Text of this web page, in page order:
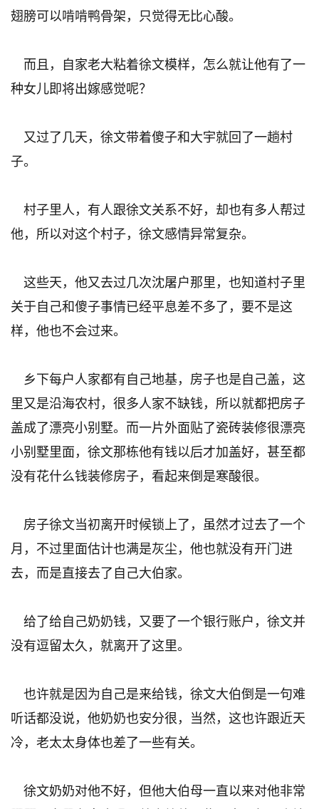
翅膀可以啃啃鸭骨架，只觉得无比心酸。
而且，自家老大粘着徐文模样，怎么就让他有了一
种女儿即将出嫁感觉呢？
又过了几天，徐文带着傻子和大宇就回了一趟村
子。
村子里人，有人跟徐文关系不好，却也有多人帮过
他，所以对这个村子，徐文感情异常复杂。
这些天，他又去过几次沈屠户那里，也知道村子里
关于自己和傻子事情已经平息差不多了，要不是这
样，他也不会过来。
乡下每户人家都有自己地基，房子也是自己盖，这
里又是沿海农村，很多人家不缺钱，所以就都把房子
盖成了漂亮小别墅。而一片外面贴了瓷砖装修很漂亮
小别墅里面，徐文那栋他有钱以后才加盖好，甚至都
没有花什么钱装修房子，看起来倒是寒酸很。
房子徐文当初离开时候锁上了，虽然才过去了一个
月，不过里面估计也满是灰尘，他也就没有开门进
去，而是直接去了自己大伯家。
给了给自己奶奶钱，又要了一个银行账户，徐文并
没有逗留太久，就离开了这里。
也许就是因为自己是来给钱，徐文大伯倒是一句难
听话都没说，他奶奶也安分很，当然，这也许跟近天
冷，老太太身体也差了一些有关。
徐文奶奶对他不好，但他大伯母一直以来对他非常